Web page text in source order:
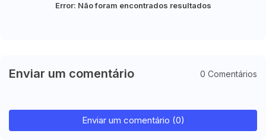
Error: Não foram encontrados resultados
Enviar um comentário 0 Comentários
Enviar um comentário (0)